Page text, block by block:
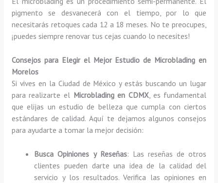
pigmento se desvanecerá con el tiempo, por lo que
necesitarás retoques cada 12 a 18 meses. No te preocupes,
¡puedes siempre renovar tus cejas cuando lo necesites!
Consejos para Elegir el Mejor Estudio de Microblading en
Morelos
Si vives en la Ciudad de México y estás buscando un lugar
para realizarte el Microblading en CDMX, es fundamental
que elijas un estudio de belleza que cumpla con ciertos
estándares de calidad. Aquí te dejamos algunos consejos
para ayudarte a tomar la mejor decisión:
Busca Opiniones y Reseñas: Las reseñas de otros
clientes pueden darte una idea de la calidad del
servicio y los resultados. Verifica las opiniones en